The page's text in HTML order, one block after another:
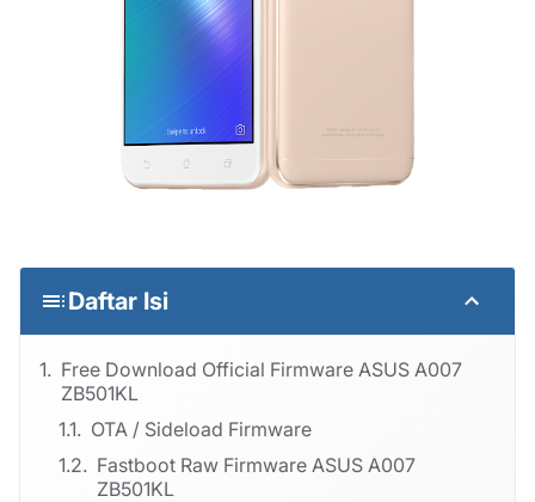
Daftar Isi
Free Download Official Firmware ASUS A007
ZB501KL
OTA / Sideload Firmware
Fastboot Raw Firmware ASUS A007
ZB501KL